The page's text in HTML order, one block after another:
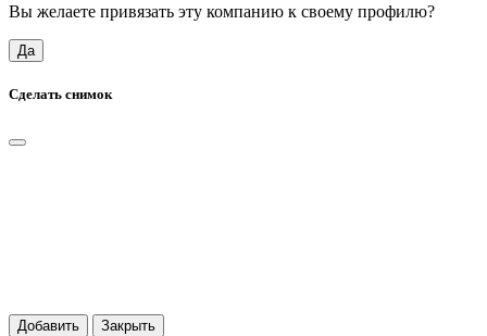
Вы желаете привязать эту компанию к своему профилю?
Да
Сделать снимок
Добавить Закрыть